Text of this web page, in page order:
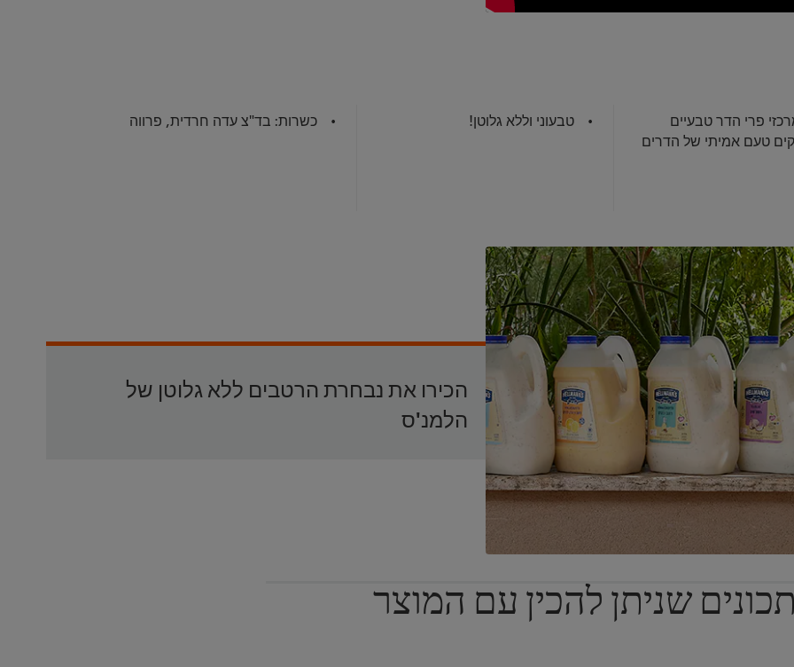
פרי הדר טבעיים
טעם אמיתי של הדרים
טבעוני וללא גלוטן! כשרות: בד"צ עדה חרדית, פרווה
הכירו את נבחרת הרטבים ללא גלוטן של
הלמנ'ס
שניתן להכין עם המוצר